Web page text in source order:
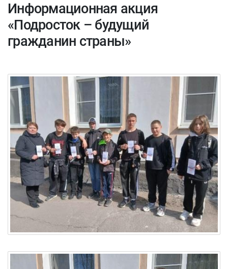
Информационная акция
«Подросток – будущий
гражданин страны»